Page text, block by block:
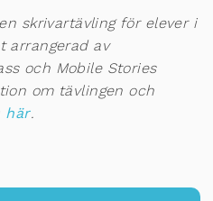
skrivartävling för elever i
arrangerad av
och Mobile Stories
om tävlingen och
här.